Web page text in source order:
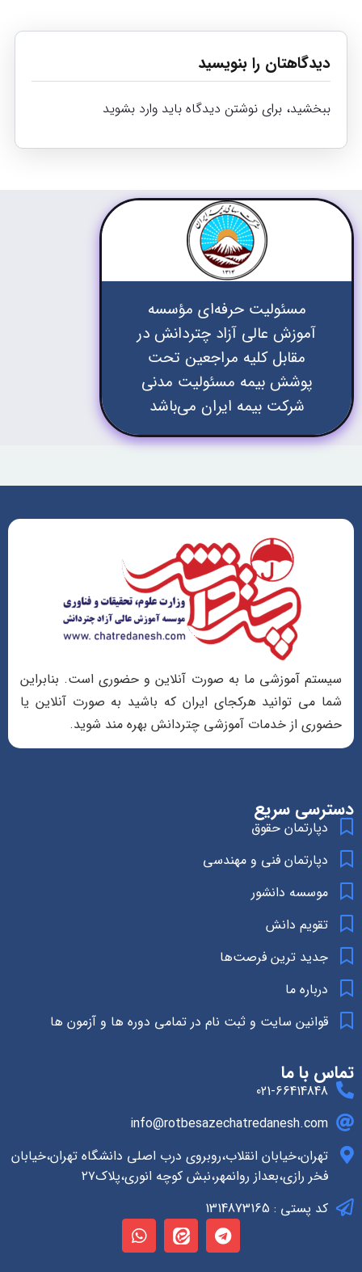
دیدگاهتان را بنویسید
ببخشید، برای نوشتن دیدگاه باید وارد بشوید
مسئولیت حرفه‌ای مؤسسه
آموزش عالی آزاد چتردانش در
مقابل کلیه مراجعین تحت
پوشش بیمه مسئولیت مدنی
شرکت بیمه ایران می‌باشد
سیستم آموزشی ما به صورت آنلاین و حضوری است. بنابراین
شما می توانید هرکجای ایران که باشید به صورت آنلاین یا
حضوری از خدمات آموزشی چتردانش بهره مند شوید.
دسترسی سریع
دپارتمان حقوق
دپارتمان فنی و مهندسی
موسسه دانشور
تقویم دانش
جدید ترین فرصت‌ها
درباره ما
قوانین سایت و ثبت نام در تمامی دوره ها و آزمون ها
تماس با ما
021-66414848
info@rotbesazechatredanesh.com
تهران،خیابان انقلاب،روبروی درب اصلی دانشگاه تهران،خیابان
فخر رازی،بعداز روانمهر،نبش کوچه انوری،پلاک۲۷
کد پستی : 1314873165